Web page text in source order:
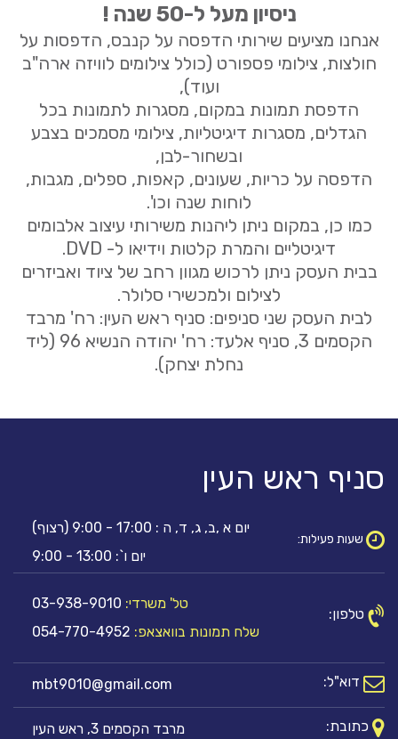
ניסיון מעל ל-50 שנה !
אנחנו מציעים שירותי הדפסה על קנבס, הדפסות על
חולצות, צילומי פספורט (כולל צילומים לוויזה ארה"ב
ועוד),
הדפסת תמונות במקום, מסגרות לתמונות בכל
הגדלים, מסגרות דיגיטליות, צילומי מסמכים בצבע
ובשחור-לבן,
הדפסה על כריות, שעונים, קאפות, ספלים, מגבות,
לוחות שנה וכו'.
כמו כן, במקום ניתן ליהנות משירותי עיצוב אלבומים
דיגיטליים והמרת קלטות וידיאו ל- DVD.
בבית העסק ניתן לרכוש מגוון רחב של ציוד ואביזרים
לצילום ולמכשירי סלולר.
לבית העסק שני סניפים: סניף ראש העין: רח' מרבד
הקסמים 3, סניף אלעד: רח' יהודה הנשיא 96 (ליד
נחלת יצחק).
סניף ראש העין
שעות פעילות:
יום א ,ב, ג, ד, ה : 17:00 - 9:00 (רצוף)
יום ו`: 13:00 - 9:00
טלפון:
טל' משרדי: 03-938-9010
שלח תמונות בוואצאפ: 054-770-4952
דוא"ל: mbt9010@gmail.com
כתובת: מרבד הקסמים 3, ראש העין